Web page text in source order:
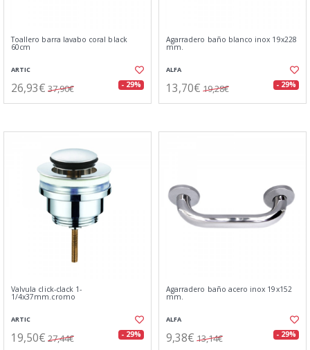
Toallero barra lavabo coral black
60cm
ARTIC
26,93€ 37,90€ - 29%
Agarradero baño blanco inox 19x228
mm.
ALFA
13,70€ 19,28€ - 29%
Valvula click-clack 1-
1/4x37mm.cromo
ARTIC
19,50€ 27,44€ - 29%
Agarradero baño acero inox 19x152
mm.
ALFA
9,38€ 13,14€ - 29%